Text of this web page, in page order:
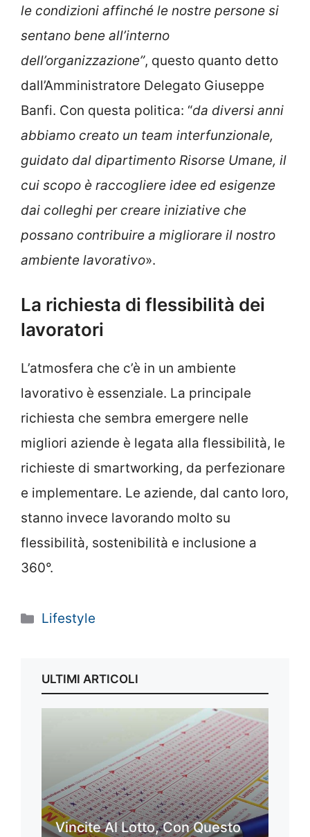
le condizioni affinché le nostre persone si
sentano bene all’interno
dell’organizzazione”, questo quanto detto
dall’Amministratore Delegato Giuseppe
Banfi. Con questa politica: “da diversi anni
abbiamo creato un team interfunzionale,
guidato dal dipartimento Risorse Umane, il
cui scopo è raccogliere idee ed esigenze
dai colleghi per creare iniziative che
possano contribuire a migliorare il nostro
ambiente lavorativo».
La richiesta di flessibilità dei
lavoratori
L’atmosfera che c’è in un ambiente
lavorativo è essenziale. La principale
richiesta che sembra emergere nelle
migliori aziende è legata alla flessibilità, le
richieste di smartworking, da perfezionare
e implementare. Le aziende, dal canto loro,
stanno invece lavorando molto su
flessibilità, sostenibilità e inclusione a
360°.
Categorie
Lifestyle
ULTIMI ARTICOLI
Vincite Al Lotto, Con Questo